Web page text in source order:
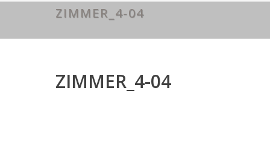
ZIMMER_4-04
ZIMMER_4-04